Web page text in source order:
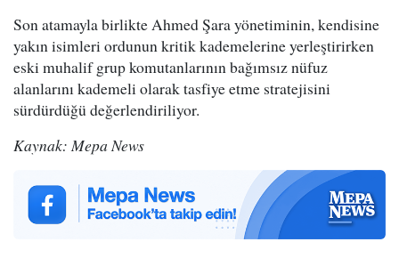
Son atamayla birlikte Ahmed Şara yönetiminin, kendisine
yakın isimleri ordunun kritik kademelerine yerleştirirken
eski muhalif grup komutanlarının bağımsız nüfuz
alanlarını kademeli olarak tasfiye etme stratejisini
sürdürdüğü değerlendiriliyor.
Kaynak: Mepa News